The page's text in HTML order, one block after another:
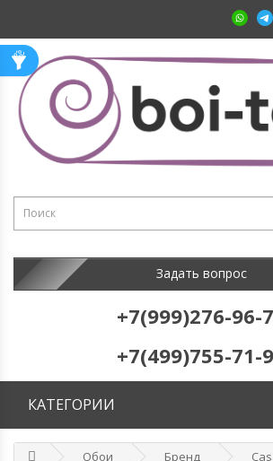
Задать вопрос
+7(999)276-96-
+7(499)755-71-
КАТЕГОРИИ
Обои Бренд